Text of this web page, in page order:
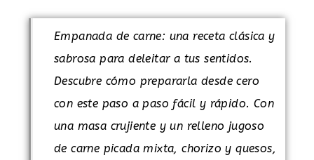
Empanada de carne: una receta clásica y
sabrosa para deleitar a tus sentidos.
Descubre cómo prepararla desde cero
con este paso a paso fácil y rápido. Con
una masa crujiente y un relleno jugoso
de carne picada mixta, chorizo y quesos,